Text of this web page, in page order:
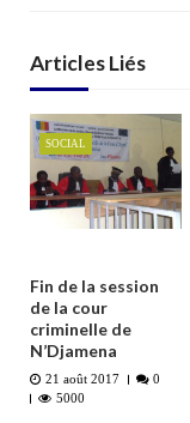
Articles Liés
SOCIAL
Fin de la session
de la cour
criminelle de
N’Djamena
21 août 2017
0
5000